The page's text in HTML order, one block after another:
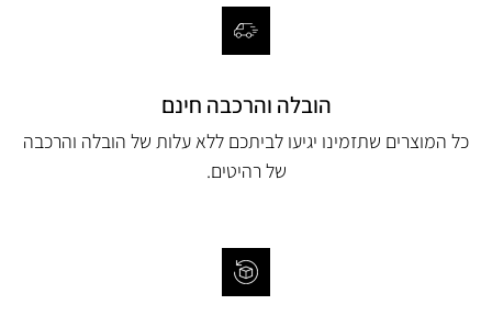
הובלה והרכבה חינם
כל המוצרים שתזמינו יגיעו לביתכם ללא עלות של הובלה והרכבה
של רהיטים.